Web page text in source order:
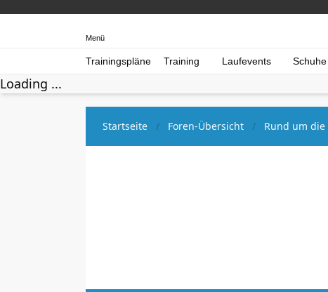
Menü
Trainingspläne Training Laufevents
Loading ...
Startseite Foren-Übersicht Rund um